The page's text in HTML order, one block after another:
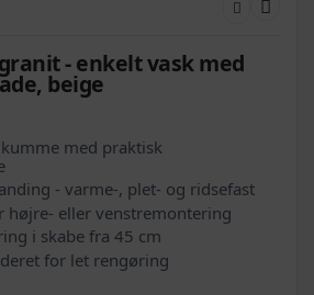
- enkelt vask med
beige
med praktisk
- varme-, plet- og ridsefast
højre- eller venstremontering
i skabe fra 45 cm
for let rengøring